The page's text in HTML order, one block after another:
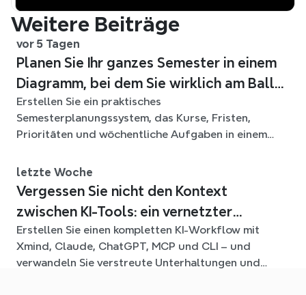
Weitere Beiträge
vor 5 Tagen
Planen Sie Ihr ganzes Semester in einem
Diagramm, bei dem Sie wirklich am Ball
bleiben
Erstellen Sie ein praktisches
Semesterplanungssystem, das Kurse, Fristen,
Prioritäten und wöchentliche Aufgaben in einem
verbindet.
letzte Woche
Vergessen Sie nicht den Kontext
zwischen KI-Tools: ein vernetzter
Workflow mit Xmind
Erstellen Sie einen kompletten KI-Workflow mit
Xmind, Claude, ChatGPT, MCP und CLI – und
verwandeln Sie verstreute Unterhaltungen und